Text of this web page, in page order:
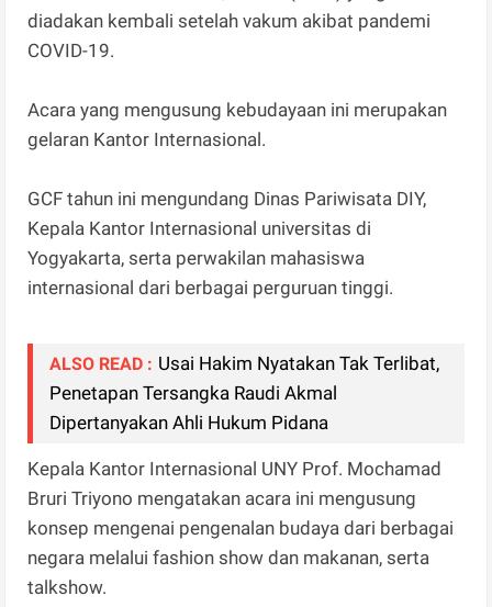
diadakan kembali setelah vakum akibat pandemi
COVID-19.
Acara yang mengusung kebudayaan ini merupakan
gelaran Kantor Internasional.
GCF tahun ini mengundang Dinas Pariwisata DIY,
Kepala Kantor Internasional universitas di
Yogyakarta, serta perwakilan mahasiswa
internasional dari berbagai perguruan tinggi.
ALSO READ : Usai Hakim Nyatakan Tak Terlibat,
Penetapan Tersangka Raudi Akmal
Dipertanyakan Ahli Hukum Pidana
Kepala Kantor Internasional UNY Prof. Mochamad
Bruri Triyono mengatakan acara ini mengusung
konsep mengenai pengenalan budaya dari berbagai
negara melalui fashion show dan makanan, serta
talkshow.